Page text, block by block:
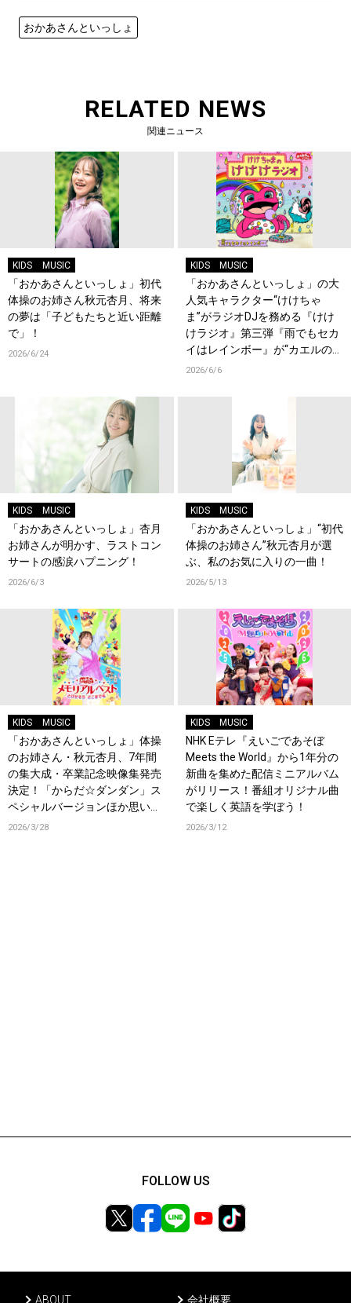
おかあさんといっしょ
RELATED NEWS
関連ニュース
KIDS MUSIC
「おかあさんといっしょ」初代
体操のお姉さん秋元杏月、将来
の夢は「子どもたちと近い距離
で」！
2026/6/24
KIDS MUSIC
「おかあさんといっしょ」の大
人気キャラクター“けけちゃ
ま”がラジオDJを務める『けけ
けラジオ』第三弾『雨でもセカ
イはレインボー』が“カエルの
日”に各音楽配信サービスでリリ
2026/6/6
KIDS MUSIC
「おかあさんといっしょ」杏月
お姉さんが明かす、ラストコン
サートの感涙ハプニング！
2026/6/3
KIDS MUSIC
「おかあさんといっしょ」“初代
体操のお姉さん”秋元杏月が選
ぶ、私のお気に入りの一曲！
2026/5/13
KIDS MUSIC
「おかあさんといっしょ」体操
のお姉さん・秋元杏月、7年間
の集大成・卒業記念映像集発売
決定！「からだ☆ダンダン」ス
ペシャルバージョンほか思い出
のうたクリップ約30曲に豪華特
2026/3/28
KIDS MUSIC
NHK Eテレ『えいごであそぼ
Meets the World』から1年分の
新曲を集めた配信ミニアルバム
がリリース！番組オリジナル曲
で楽しく英語を学ぼう！
2026/3/12
ABOUT 会社概要
FOLLOW US